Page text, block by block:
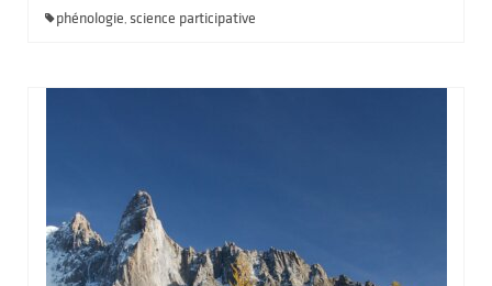
phénologie, science participative